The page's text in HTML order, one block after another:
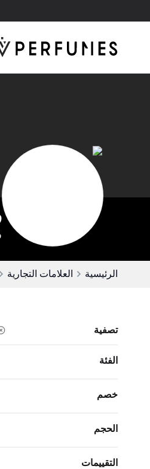
الرئيسية العلامات التجارية
تصفية
الفئة
خصم
الحجم
التقييمات